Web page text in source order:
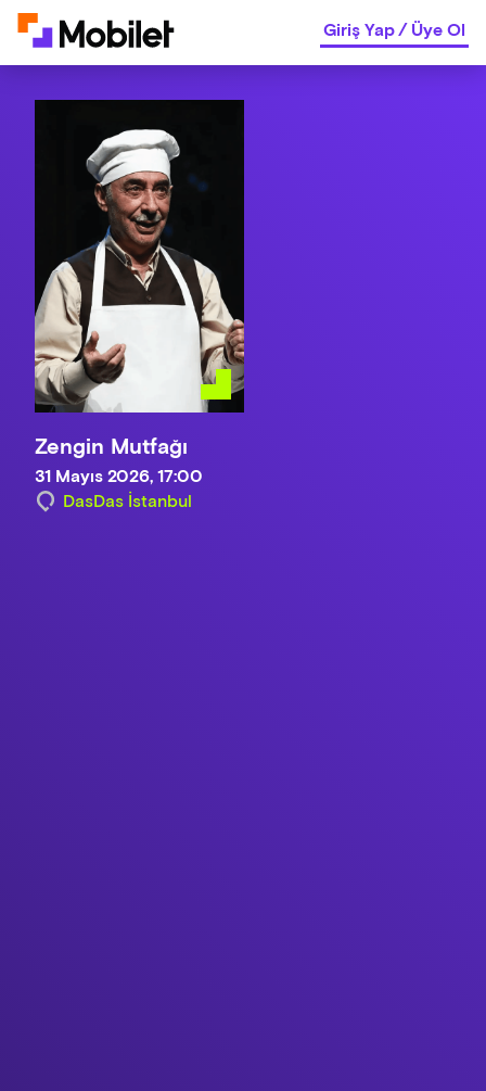
Giriş Yap/Üye Ol
Zengin Mutfağı
31 Mayıs 2026, 17:00
DasDas İstanbul